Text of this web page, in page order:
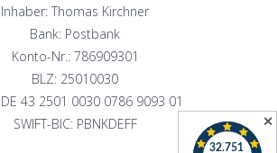
Inhaber: Thomas Kirchner
Bank: Postbank
Konto-Nr.: 786909301
BLZ: 25010030
DE 43 2501 0030 0786 9093 01
SWIFT-BIC: PBNKDEFF
✕